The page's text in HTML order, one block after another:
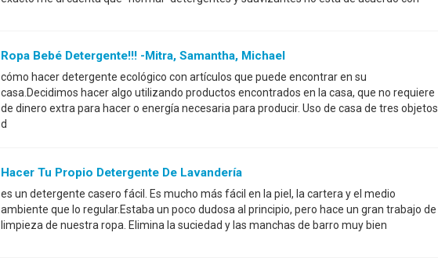
Ropa Bebé Detergente!!! -Mitra, Samantha, Michael
cómo hacer detergente ecológico con artículos que puede encontrar en su
casa.Decidimos hacer algo utilizando productos encontrados en la casa, que no requiere
de dinero extra para hacer o energía necesaria para producir. Uso de casa de tres objetos
d
Hacer Tu Propio Detergente De Lavandería
es un detergente casero fácil. Es mucho más fácil en la piel, la cartera y el medio
ambiente que lo regular.Estaba un poco dudosa al principio, pero hace un gran trabajo de
limpieza de nuestra ropa. Elimina la suciedad y las manchas de barro muy bien